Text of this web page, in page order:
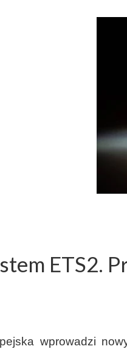
ETS2.
wprowadzi